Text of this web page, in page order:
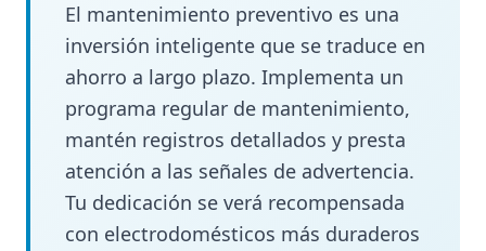
El mantenimiento preventivo es una
inversión inteligente que se traduce en
ahorro a largo plazo. Implementa un
programa regular de mantenimiento,
mantén registros detallados y presta
atención a las señales de advertencia.
Tu dedicación se verá recompensada
con electrodomésticos más duraderos